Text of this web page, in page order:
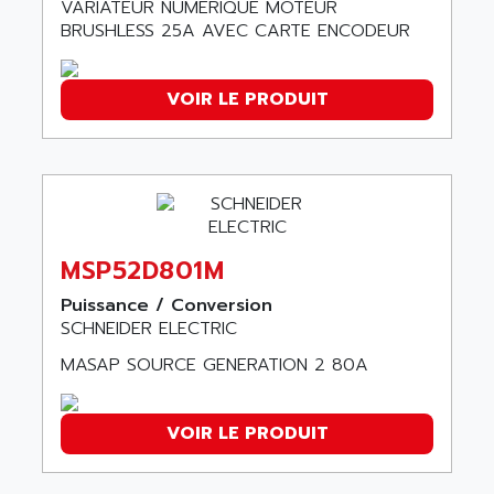
SIMOREG
SINUMERIK 800
SINUMERIK 810
PREVENTA
TWIDO
TFTX
SIMATIC S7-300
TDM
DIAX 2
KVR
ACT KERN
ACTIOMTECH
ACTION PAK
ACU-RITE
ACU-TIME
ADA
ADAC
ADAM
VARIATEUR NUMÉRIQUE MOTEUR
BRUSHLESS 25A AVEC CARTE ENCODEUR
VOIR LE PRODUIT
MSP52D801M
Puissance / Conversion
SCHNEIDER ELECTRIC
MASAP SOURCE GENERATION 2 80A
VOIR LE PRODUIT